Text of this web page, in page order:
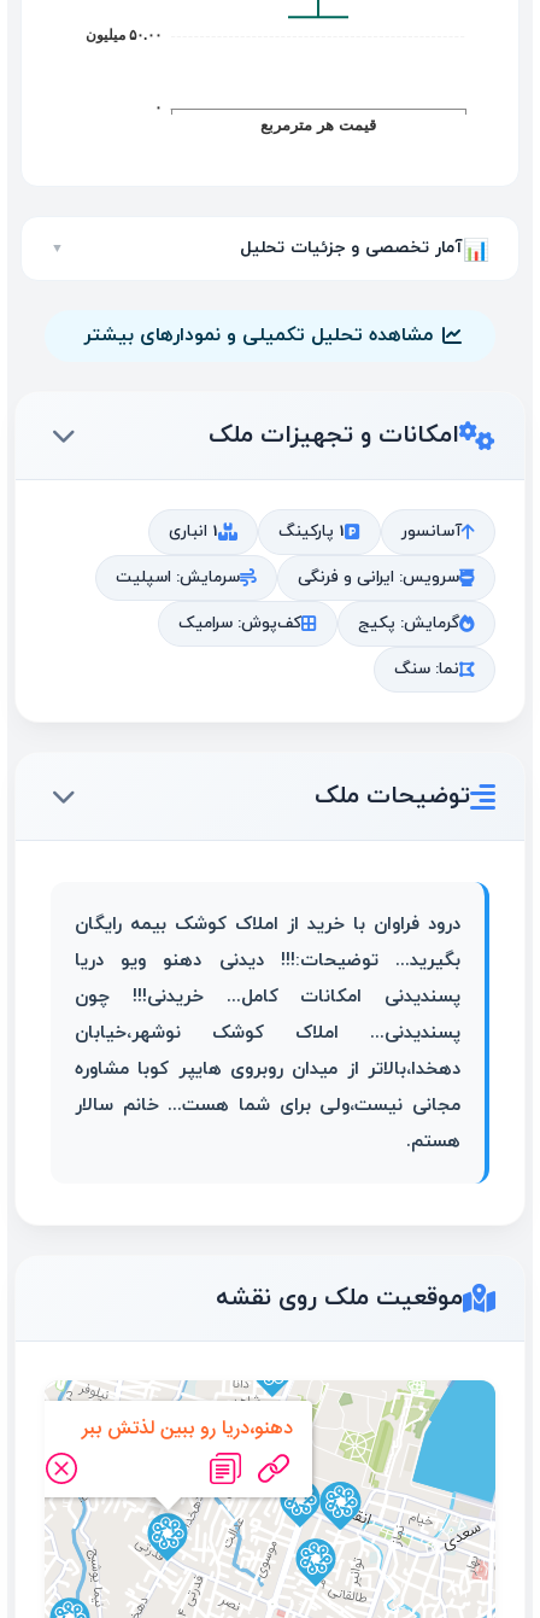
📊 آمار تخصصی و جزئیات تحلیل ▼
مشاهده تحلیل تکمیلی و نمودارهای بیشتر
امکانات و تجهیزات ملک
آسانسور 1 پارکینگ
1 انباری
سرویس: ایرانی و فرنگی
سرمایش: اسپلیت
گرمایش: پکیج
کف‌پوش: سرامیک
نما: سنگ
توضیحات ملک
درود فراوان با خرید از املاک کوشک بیمه رایگان
بگیرید... توضیحات:!!! دیدنی دهنو ویو دریا
پسندیدنی امکانات کامل... خریدنی!!! چون
پسندیدنی... املاک کوشک نوشهر،خیابان
دهخدا،بالاتر از میدان روبروی هایپر کوبا مشاوره
مجانی نیست،ولی برای شما هست... خانم سالار
هستم.
موقعیت ملک روی نقشه
دهنو،دریا رو ببین لذتش ببر